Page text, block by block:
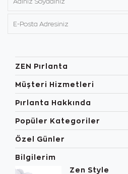
ZEN Pırlanta
Müşteri Hizmetleri
Pırlanta Hakkında
Popüler Kategoriler
Özel Günler
Bilgilerim
Zen Style